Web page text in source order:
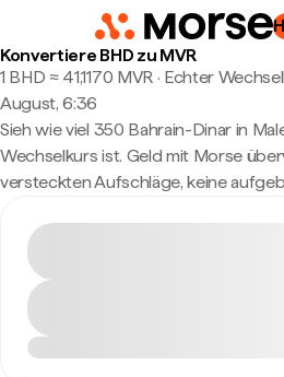
Konvertiere BHD zu MVR
1 BHD ≈ 41,1170 MVR · Echter
August, 6:36
Sieh wie viel 350 Bahrain-Dinar in
Wechselkurs ist. Geld mit Morse
versteckten Aufschläge, keine